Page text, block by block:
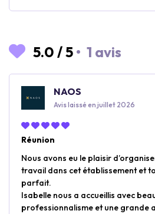
5.0 /5 • 1 avis
NAOS
Avis laissé en juillet 2026
Réunion
Nous avons eu le plaisir
travail dans cet établissement et
parfait.
Isabelle nous a accueillis avec
professionnalisme et une grande